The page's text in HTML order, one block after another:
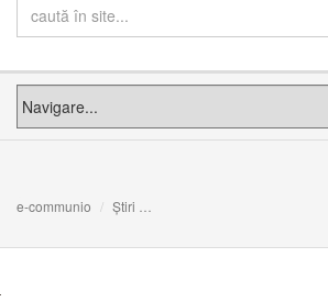
e-communio Știri